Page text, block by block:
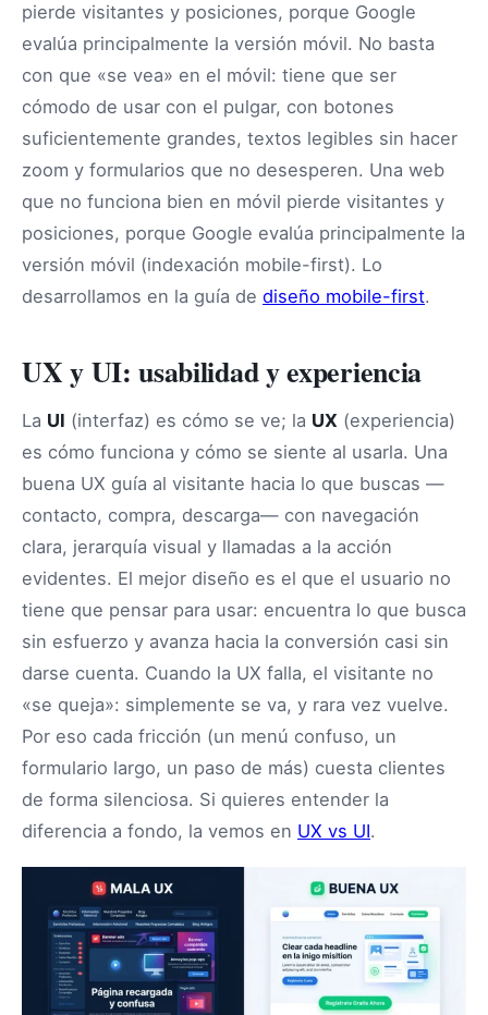
pierde visitantes y posiciones, porque Google
evalúa principalmente la versión móvil. No basta
con que «se vea» en el móvil: tiene que ser
cómodo de usar con el pulgar, con botones
suficientemente grandes, textos legibles sin hacer
zoom y formularios que no desesperen. Una web
que no funciona bien en móvil pierde visitantes y
posiciones, porque Google evalúa principalmente la
versión móvil (indexación mobile-first). Lo
desarrollamos en la guía de diseño mobile-first.
UX y UI: usabilidad y experiencia
La UI (interfaz) es cómo se ve; la UX (experiencia)
es cómo funciona y cómo se siente al usarla. Una
buena UX guía al visitante hacia lo que buscas —
contacto, compra, descarga— con navegación
clara, jerarquía visual y llamadas a la acción
evidentes. El mejor diseño es el que el usuario no
tiene que pensar para usar: encuentra lo que busca
sin esfuerzo y avanza hacia la conversión casi sin
darse cuenta. Cuando la UX falla, el visitante no
«se queja»: simplemente se va, y rara vez vuelve.
Por eso cada fricción (un menú confuso, un
formulario largo, un paso de más) cuesta clientes
de forma silenciosa. Si quieres entender la
diferencia a fondo, la vemos en UX vs UI.